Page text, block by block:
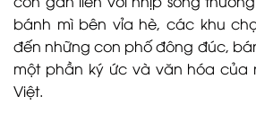
bánh mì bên vỉa hè, các khu
đến những con phố đông đúc,
một phần ký ức và văn hóa của
Việt.